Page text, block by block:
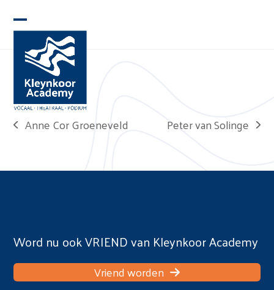
content
Open
mobile
menu
Close
mobile
menu
previous
Anne Cor Groeneveld
next
Peter van Solinge
Word nu ook VRIEND van Kleynkoor Academy
Vriend worden